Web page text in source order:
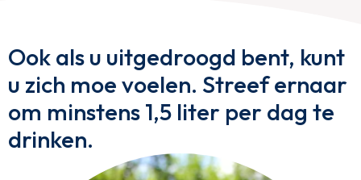
Ook als u uitgedroogd bent, kunt
u zich moe voelen. Streef ernaar
om minstens 1,5 liter per dag te
drinken.